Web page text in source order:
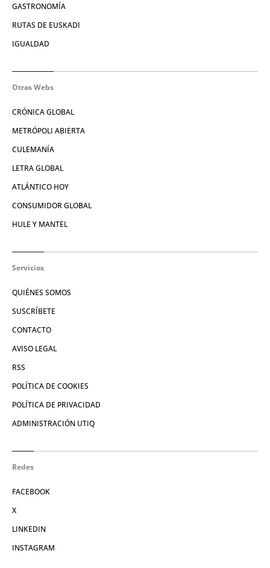
GASTRONOMÍA
RUTAS DE EUSKADI
IGUALDAD
Otras Webs
CRÓNICA GLOBAL
METRÓPOLI ABIERTA
CULEMANÍA
LETRA GLOBAL
ATLÁNTICO HOY
CONSUMIDOR GLOBAL
HULE Y MANTEL
Servicios
QUIÉNES SOMOS
SUSCRÍBETE
CONTACTO
AVISO LEGAL
RSS
POLÍTICA DE COOKIES
POLÍTICA DE PRIVACIDAD
ADMINISTRACIÓN UTIQ
Redes
FACEBOOK
X
LINKEDIN
INSTAGRAM